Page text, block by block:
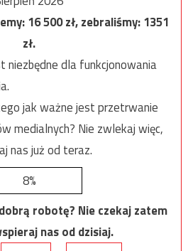
16 500zł, zebraliśmy:1351
zł.
dla funkcjonowania
jak ważne jest przetrwanie
medialnych? Nie zwlekaj więc,
nas już od teraz.
8%
robotę? Nie czekaj zatem
nas od dzisiaj.